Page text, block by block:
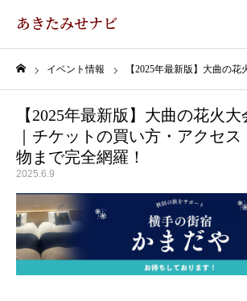
あきたみせナビ
イベント情報 【2025年最新版】大曲の花火大会 徹底ガイド｜チケットの買
【2025年最新版】大曲の花火
｜チケットの買い方・アクセ
物まで完全網羅！
2025.6.9